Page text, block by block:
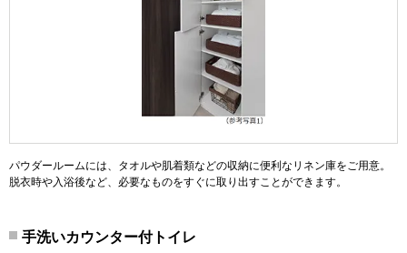
パウダールームには、タオルや肌着類などの収納に便利なリネン庫をご用意。
脱衣時や入浴後など、必要なものをすぐに取り出すことができます。
手洗いカウンター付トイレ